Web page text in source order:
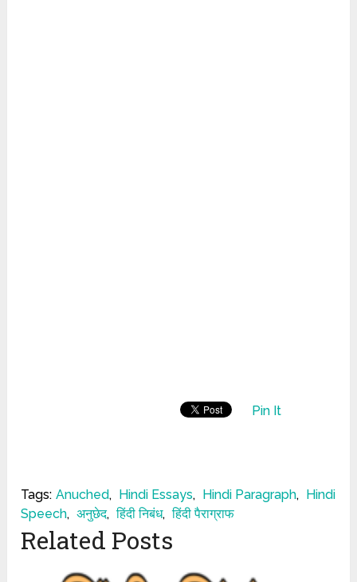
Pin It
Tags: Anuched, Hindi Essays, Hindi Paragraph,
Hindi
Speech, अनुछेद, हिंदी निबंध, हिंदी पैराग्राफ
Related Posts